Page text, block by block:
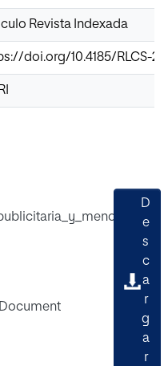
Revista Indexada
doi.org/10.4185/RLCS-
D
e
s
c
a
r
g
a
r